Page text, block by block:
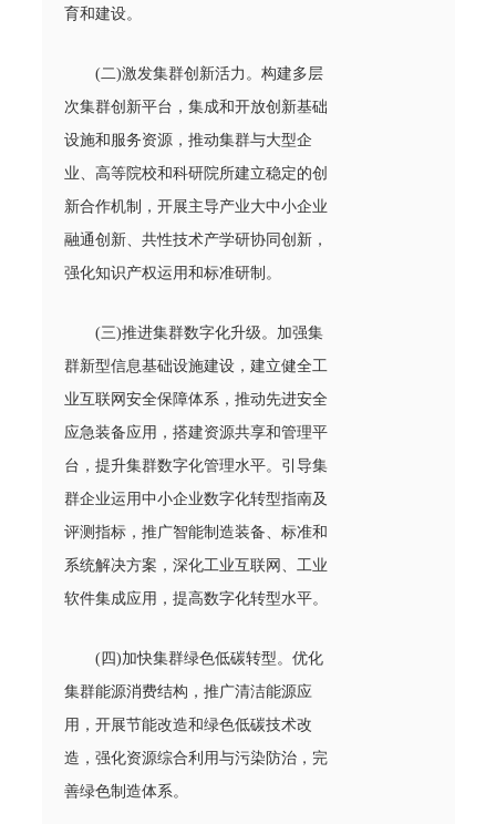
育和建设。
(二)激发集群创新活力。构建多层
次集群创新平台，集成和开放创新基础
设施和服务资源，推动集群与大型企
业、高等院校和科研院所建立稳定的创
新合作机制，开展主导产业大中小企业
融通创新、共性技术产学研协同创新，
强化知识产权运用和标准研制。
(三)推进集群数字化升级。加强集
群新型信息基础设施建设，建立健全工
业互联网安全保障体系，推动先进安全
应急装备应用，搭建资源共享和管理平
台，提升集群数字化管理水平。引导集
群企业运用中小企业数字化转型指南及
评测指标，推广智能制造装备、标准和
系统解决方案，深化工业互联网、工业
软件集成应用，提高数字化转型水平。
(四)加快集群绿色低碳转型。优化
集群能源消费结构，推广清洁能源应
用，开展节能改造和绿色低碳技术改
造，强化资源综合利用与污染防治，完
善绿色制造体系。